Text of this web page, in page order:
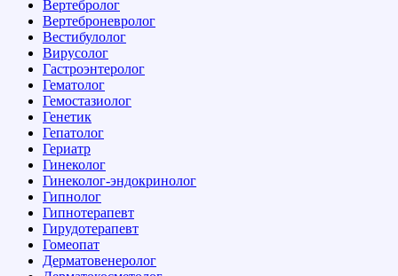
Вертебролог
Вертеброневролог
Вестибулолог
Вирусолог
Гастроэнтеролог
Гематолог
Гемостазиолог
Генетик
Гепатолог
Гериатр
Гинеколог
Гинеколог-эндокринолог
Гипнолог
Гипнотерапевт
Гирудотерапевт
Гомеопат
Дерматовенеролог